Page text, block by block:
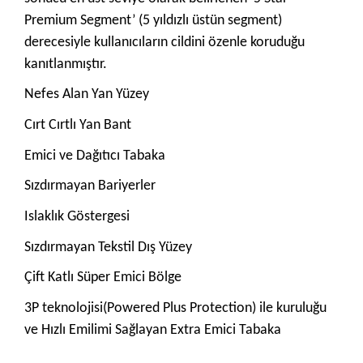
Premium Segment’ (5 yıldızlı üstün segment)
derecesiyle kullanıcıların cildini özenle koruduğu
kanıtlanmıştır.
Nefes Alan Yan Yüzey
Cırt Cırtlı Yan Bant
Emici ve Dağıtıcı Tabaka
Sızdırmayan Bariyerler
Islaklık Göstergesi
Sızdırmayan Tekstil Dış Yüzey
Çift Katlı Süper Emici Bölge
3P teknolojisi(Powered Plus Protection) ile kuruluğu
ve Hızlı Emilimi Sağlayan Extra Emici Tabaka